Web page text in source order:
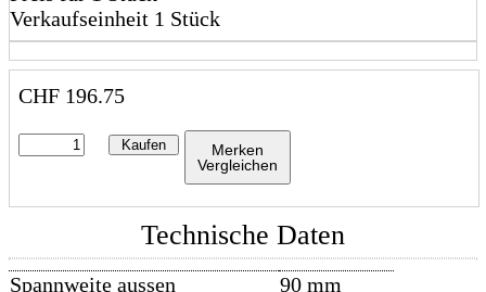
Verkaufseinheit 1 Stück
CHF 196.75
Kaufen
Merken
Vergleichen
Technische Daten
Spannweite aussen
90 mm